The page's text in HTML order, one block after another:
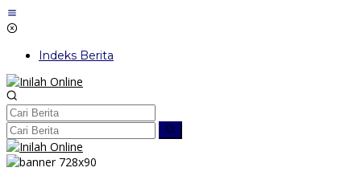
Lewati
ke
Indeks Berita